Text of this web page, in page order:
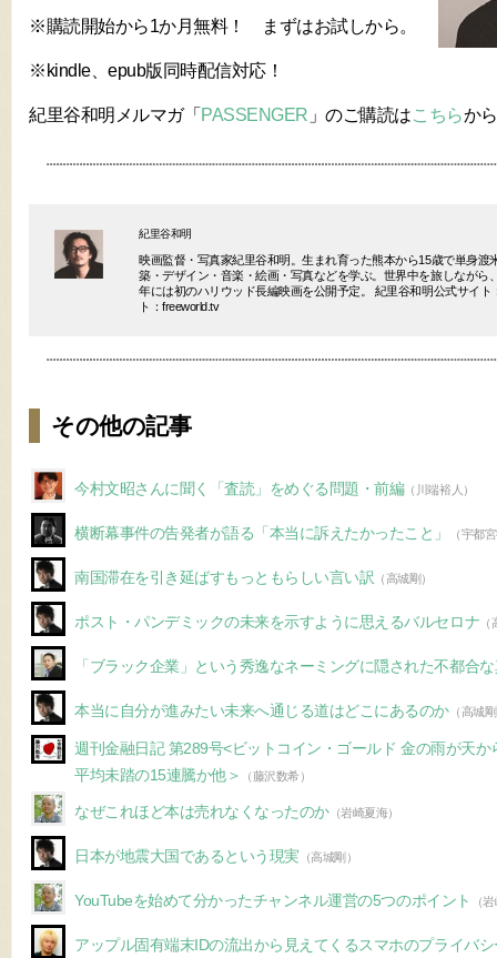
※購読開始から1か月無料！ まずはお試しから。
※kindle、epub版同時配信対応！
紀里谷和明メルマガ「 PASSENGER 」のご購読はこちらから
紀里谷和明
映画監督・写真家紀里谷和明。生まれ育った熊本から15歳で単身渡
築・デザイン・音楽・絵画・写真などを学ぶ。世界中を旅しながら
年には初のハリウッド長編映画を公開予定。 紀里谷和明公式サイト
ト：freeworld.tv
その他の記事
今村文昭さんに聞く「査読」をめぐる問題・前編（川端裕人）
横断幕事件の告発者が語る「本当に訴えたかったこと」 （宇都
南国滞在を引き延ばすもっともらしい言い訳 （高城剛）
ポスト・パンデミックの未来を示すように思えるバルセロナ
「ブラック企業」という秀逸なネーミングに隠された不都合
本当に自分が進みたい未来へ通じる道はどこにあるのか （高城
週刊金融日記 第289号<ビットコイン・ゴールド 金の雨が天
平均未踏の15連騰か他＞
（藤沢数希）
なぜこれほど本は売れなくなったのか（岩崎夏海）
日本が地震大国であるという現実（高城剛）
YouTubeを始めて分かったチャンネル運営の5つのポイント （
アップル固有端末IDの流出から見えてくるスマホのプライバ